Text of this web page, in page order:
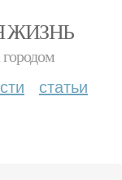
ЖИЗНЬ
статьи